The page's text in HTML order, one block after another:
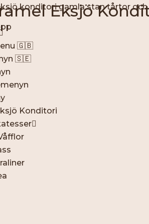
🇬🇧
🇸🇪
Konditori
Eksjö